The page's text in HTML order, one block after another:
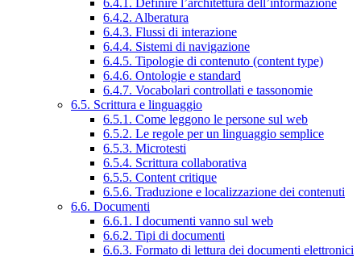
6.4.1. Definire l’architettura dell’informazione
6.4.2. Alberatura
6.4.3. Flussi di interazione
6.4.4. Sistemi di navigazione
6.4.5. Tipologie di contenuto (content type)
6.4.6. Ontologie e standard
6.4.7. Vocabolari controllati e tassonomie
6.5. Scrittura e linguaggio
6.5.1. Come leggono le persone sul web
6.5.2. Le regole per un linguaggio semplice
6.5.3. Microtesti
6.5.4. Scrittura collaborativa
6.5.5. Content critique
6.5.6. Traduzione e localizzazione dei contenuti
6.6. Documenti
6.6.1. I documenti vanno sul web
6.6.2. Tipi di documenti
6.6.3. Formato di lettura dei documenti elettronici